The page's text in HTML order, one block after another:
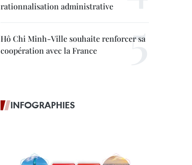
rationnalisation administrative
Hô Chi Minh-Ville souhaite renforcer sa
coopération avec la France
INFOGRAPHIES